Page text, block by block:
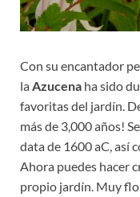
Con su encantador
la Azucena ha sido
favoritas del jardín.
más de 3,000 años!
data de 1600 aC, así
Ahora puedes hacer
propio jardín. Muy